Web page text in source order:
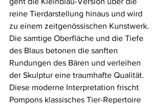
reine Tierdarstellung hinaus und wird
zu einem zeitgenössischen Kunstwerk.
Die samtige Oberfläche und die Tiefe
des Blaus betonen die sanften
Rundungen des Bären und verleihen
der Skulptur eine traumhafte Qualität.
Diese moderne Interpretation frischt
Pompons klassisches Tier-Repertoire